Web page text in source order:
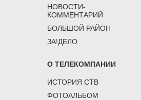
НОВОСТИ-
КОММЕНТАРИЙ
БОЛЬШОЙ РАЙОН
ЗА!ДЕЛО
О ТЕЛЕКОМПАНИИ
ИСТОРИЯ СТВ
ФОТОАЛЬБОМ